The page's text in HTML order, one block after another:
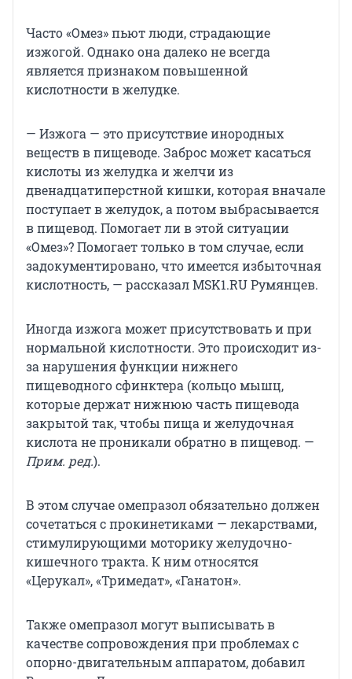
Часто «Омез» пьют люди, страдающие
изжогой. Однако она далеко не всегда
является признаком повышенной
кислотности в желудке.
— Изжога — это присутствие инородных
веществ в пищеводе. Заброс может касаться
кислоты из желудка и желчи из
двенадцатиперстной кишки, которая вначале
поступает в желудок, а потом выбрасывается
в пищевод. Помогает ли в этой ситуации
«Омез»? Помогает только в том случае, если
задокументировано, что имеется избыточная
кислотность, — рассказал MSK1.RU Румянцев.
Иногда изжога может присутствовать и при
нормальной кислотности. Это происходит из-
за нарушения функции нижнего
пищеводного сфинктера (кольцо мышц,
которые держат нижнюю часть пищевода
закрытой так, чтобы пища и желудочная
кислота не проникали обратно в пищевод. —
Прим. ред.).
В этом случае омепразол обязательно должен
сочетаться с прокинетиками — лекарствами,
стимулирующими моторику желудочно-
кишечного тракта. К ним относятся
«Церукал», «Тримедат», «Ганатон».
Также омепразол могут выписывать в
качестве сопровождения при проблемах с
опорно-двигательным аппаратом, добавил